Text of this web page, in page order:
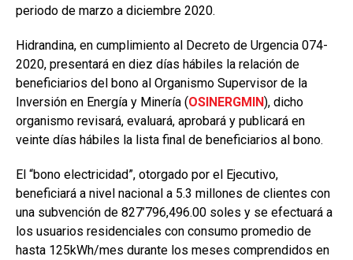
periodo de marzo a diciembre 2020.
Hidrandina, en cumplimiento al Decreto de Urgencia 074-
2020, presentará en diez días hábiles la relación de
beneficiarios del bono al Organismo Supervisor de la
Inversión en Energía y Minería (OSINERGMIN), dicho
organismo revisará, evaluará, aprobará y publicará en
veinte días hábiles la lista final de beneficiarios al bono.
El “bono electricidad”, otorgado por el Ejecutivo,
beneficiará a nivel nacional a 5.3 millones de clientes con
una subvención de 827’796,496.00 soles y se efectuará a
los usuarios residenciales con consumo promedio de
hasta 125kWh/mes durante los meses comprendidos en